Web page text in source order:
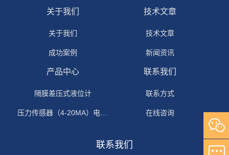
关于我们
关于我们
成功案例
技术文章
技术文章
新闻资讯
产品中心
隔膜差压式液位计
压力传感器（4-20MA）电流输出
联系我们
联系方式
在线咨询
联系我们